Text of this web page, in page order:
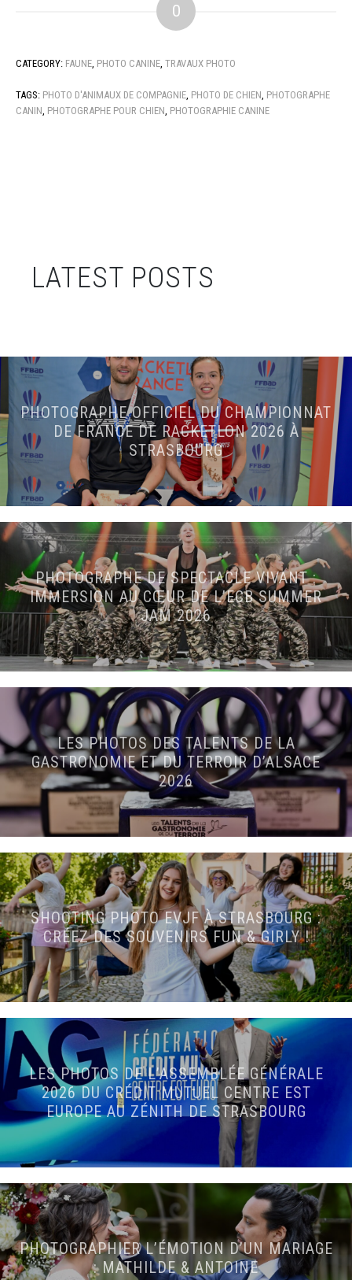
0
CATEGORY: FAUNE PHOTO CANINE TRAVAUX PHOTO
TAGS: PHOTO D'ANIMAUX DE COMPAGNIE PHOTO DE CHIEN PHOTOGRAPHE
CANIN PHOTOGRAPHE POUR CHIEN PHOTOGRAPHIE CANINE
LATEST POSTS
PHOTOGRAPHE OFFICIEL DU CHAMPIONNAT
DE FRANCE DE RACKETLON 2026 À
STRASBOURG
PHOTOGRAPHE DE SPECTACLE VIVANT :
IMMERSION AU CŒUR DE L’ECB SUMMER
JAM 2026
LES PHOTOS DES TALENTS DE LA
GASTRONOMIE ET DU TERROIR D’ALSACE
2026
SHOOTING PHOTO EVJF À STRASBOURG :
CRÉEZ DES SOUVENIRS FUN & GIRLY !
LES PHOTOS DE L’ASSEMBLÉE GÉNÉRALE
2026 DU CRÉDIT MUTUEL CENTRE EST
EUROPE AU ZÉNITH DE STRASBOURG
PHOTOGRAPHIER L’ÉMOTION D’UN MARIAGE
: MATHILDE & ANTOINE